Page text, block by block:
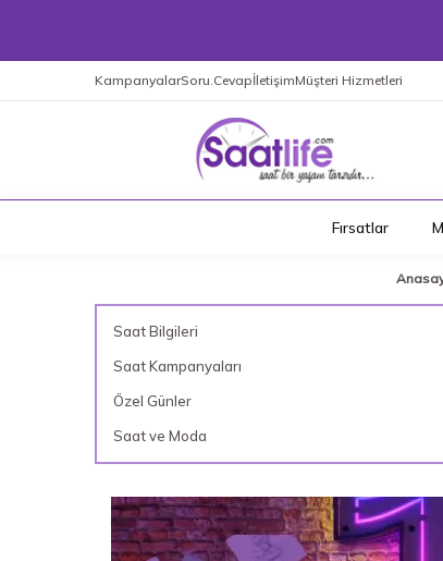
KampanyalarSoru.CevapİletişimMüşteri Hizmetleri
Fırsatlar
Saat Bilgileri
Saat Kampanyaları
Özel Günler
Saat ve Moda